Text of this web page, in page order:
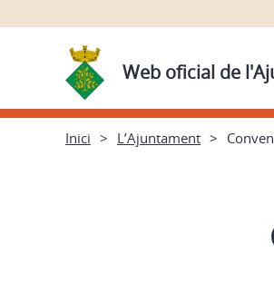
Web oficial de
Inici L’Ajuntament